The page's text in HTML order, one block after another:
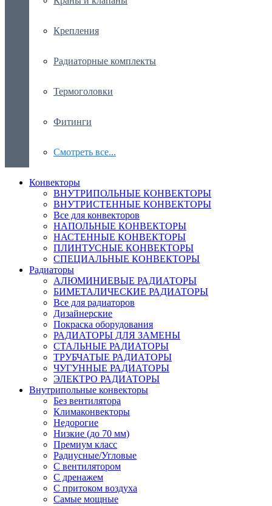
Крепления
Радиаторные комплекты
Термоголовки
Фитинги
Смотреть все...
Конвекторы
ВНУТРИПОЛЬНЫЕ КОНВЕКТОРЫ
ВНУТРИСТЕННЫЕ КОНВЕКТОРЫ
Все для конвекторов
НАПОЛЬНЫЕ КОНВЕКТОРЫ
НАСТЕННЫЕ КОНВЕКТОРЫ
ПЛИНТУСНЫЕ КОНВЕКТОРЫ
СПЕЦИАЛЬНЫЕ КОНВЕКТОРЫ
Радиаторы
АЛЮМИНИЕВЫЕ РАДИАТОРЫ
БИМЕТАЛИЧЕСКИЕ РАДИАТОРЫ
Все для радиаторов
Дизайнерские
Покраска оборудования
РАДИАТОРЫ ДЛЯ ЗАМЕНЫ
СТАЛЬНЫЕ РАДИАТОРЫ
ТРУБЧАТЫЕ РАДИАТОРЫ
ЧУГУННЫЕ РАДИАТОРЫ
ЭЛЕКТРО РАДИАТОРЫ
Внутрипольные конвекторы
Без вентилятора
Климаконвекторы
Недорогие
Низкие (до 70 мм)
Премиум класс
Радиусные/Угловые
С вентилятором
С дренажем
С притоком воздуха
Самые мощные